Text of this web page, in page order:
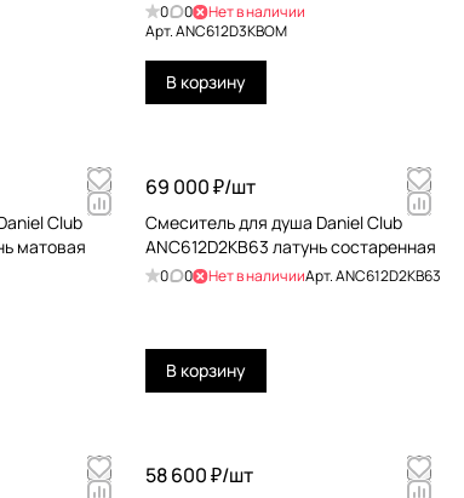
0 0
Нет в наличии
Арт.ANC612D3KBOM
В корзину
Club
матовая
69 000 ₽/шт
Смеситель для душа Daniel Club
ANC612D2KB63 латунь состаренная
0 0 Нет в наличииАрт.ANC612D2KB63
В корзину
58 600 ₽/шт